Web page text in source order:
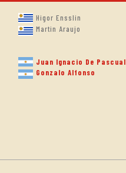
Higor Ensslin
Martin Araujo
Juan Ignacio De Pascual
Gonzalo Alfonso